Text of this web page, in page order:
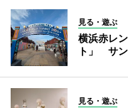
見る・遊ぶ
横浜赤レ
ト」 サ
見る・遊ぶ